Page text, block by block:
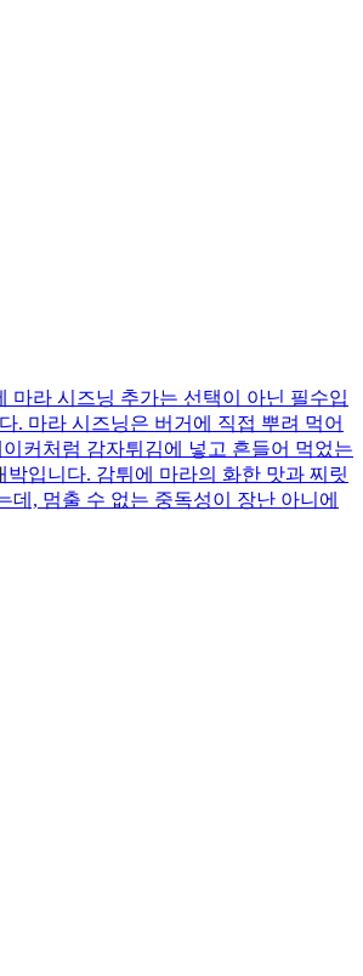
마라 시즈닝 추가는 선택이 아닌 필수입
. 마라 시즈닝은 버거에 직접 뿌려 먹어
커처럼 감자튀김에 넣고 흔들어 먹었는
박입니다. 감튀에 마라의 화한 맛과 찌릿
데, 멈출 수 없는 중독성이 장난 아니에